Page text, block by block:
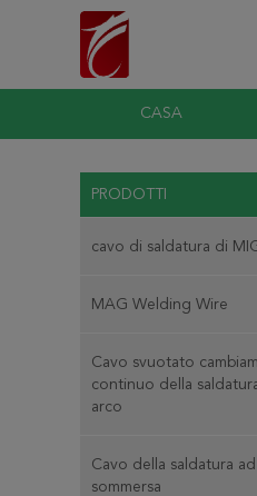
CASA
PRODOTTI
cavo di saldatura di
MAG Welding Wire
Cavo svuotato
continuo della
arco
Cavo della saldatura
sommersa